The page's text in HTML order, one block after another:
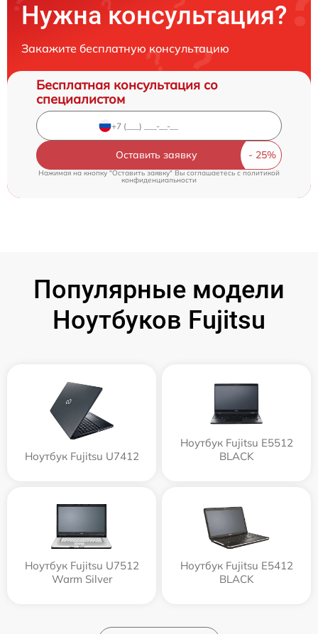
Нужна консультация?
Закажите бесплатную консультацию
Бесплатная консультация со
специалистом
Оставить заявку
Нажимая на кнопку "Оставить заявку" Вы соглашаетесь c политикой
конфиденциальности
Популярные модели
Ноутбуков Fujitsu
Ноутбук Fujitsu U7412
Ноутбук Fujitsu E5512
BLACK
Ноутбук Fujitsu U7512
Warm Silver
Ноутбук Fujitsu E5412
BLACK